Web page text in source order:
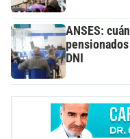
ANSES:
DNI